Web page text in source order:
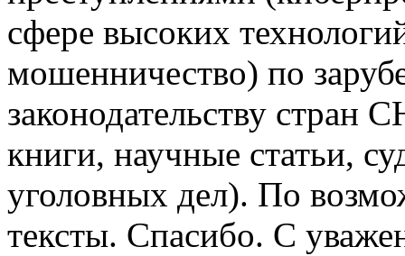
сфере высоких
мошенничество) по
законодательству стран
книги, научные статьи,
уголовных дел). По
тексты. Спасибо. С